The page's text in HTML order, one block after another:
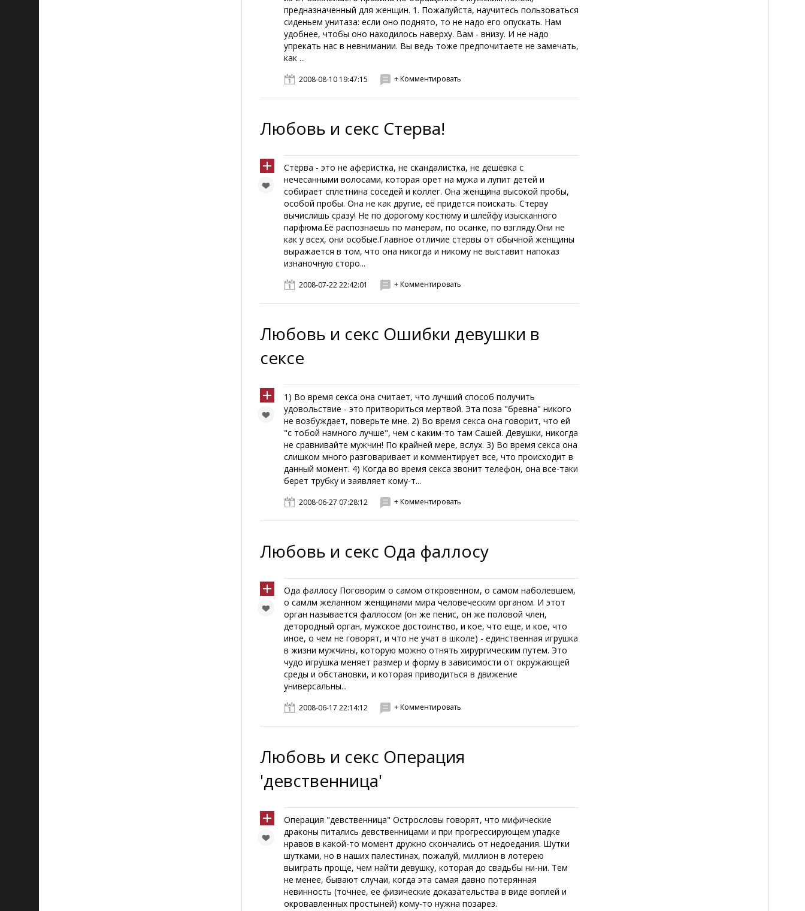
предназначенный для женщин. 1. Пожалуйста, научитесь пользоваться
сиденьем унитаза: если оно поднято, то не надо его опускать. Нам
удобнее, чтобы оно находилось наверху. Вам - внизу. И не надо
упрекать нас в невнимании. Вы ведь тоже предпочитаете не замечать,
как ...
2008-08-10 19:47:15 + Комментировать
Любовь и секс Стерва!
Стерва - это не аферистка, не скандалистка, не дешёвка с
нечесанными волосами, которая орет на мужа и лупит детей и
собирает сплетнина соседей и коллег. Она женщина высокой пробы,
особой пробы. Она не как другие, её придется поискать. Стерву
вычислишь сразу! Не по дорогому костюму и шлейфу изысканного
парфюма.Её распознаешь по манерам, по осанке, по взгляду.Они не
как у всех, они особые.Главное отличие стервы от обычной женщины
выражается в том, что она никогда и никому не выставит напоказ
изнаночную сторо...
2008-07-22 22:42:01 + Комментировать
Любовь и секс Ошибки девушки в
сексе
1) Во время секса она считает, что лучший способ получить
удовольствие - это притвориться мертвой. Эта поза "бревна" никого
не возбуждает, поверьте мне. 2) Во время секса она говорит, что ей
"с тобой намного лучше", чем с каким-то там Сашей. Девушки, никогда
не сравнивайте мужчин! По крайней мере, вслух. 3) Во время секса она
слишком много разговаривает и комментирует все, что происходит в
данный момент. 4) Когда во время секса звонит телефон, она все-таки
берет трубку и заявляет кому-т...
2008-06-27 07:28:12 + Комментировать
Любовь и секс Ода фаллосу
Ода фаллосу Поговорим о самом откровенном, о самом наболевшем,
о самлм желанном женщинами мира человеческим органом. И этот
орган называется фаллосом (он же пенис, он же половой член,
детородный орган, мужское достоинство, и кое, что еще, и кое, что
иное, о чем не говорят, и что не учат в школе) - единственная игрушка
в жизни мужчины, которую можно отнять хирургическим путем. Это
чудо игрушка меняет размер и форму в зависимости от окружающей
среды и обстановки, и которая приводиться в движение
универсальны...
2008-06-17 22:14:12 + Комментировать
Любовь и секс Операция
'девственница'
Операция "девственница" Острословы говорят, что мифические
драконы питались девственницами и при прогрессирующем упадке
нравов в какой-то момент дружно скончались от недоедания. Шутки
шутками, но в наших палестинах, пожалуй, миллион в лотерею
выиграть проще, чем найти девушку, которая до свадьбы ни-ни. Тем
не менее, бывают случаи, когда эта самая давно потерянная
невинность (точнее, ее физические доказательства в виде воплей и
окровавленных простыней) кому-то нужна позарез.